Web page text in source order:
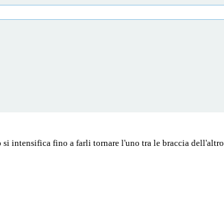
intensifica fino a farli tornare l'uno tra le braccia dell'altro.